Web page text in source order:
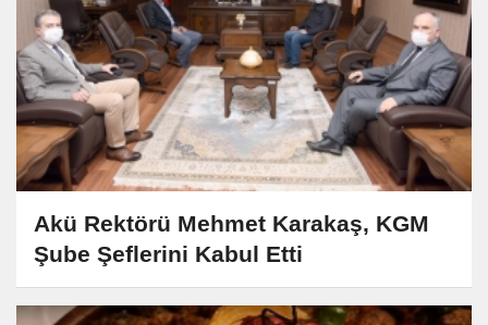
Akü Rektörü Mehmet Karakaş, KGM
Şube Şeflerini Kabul Etti